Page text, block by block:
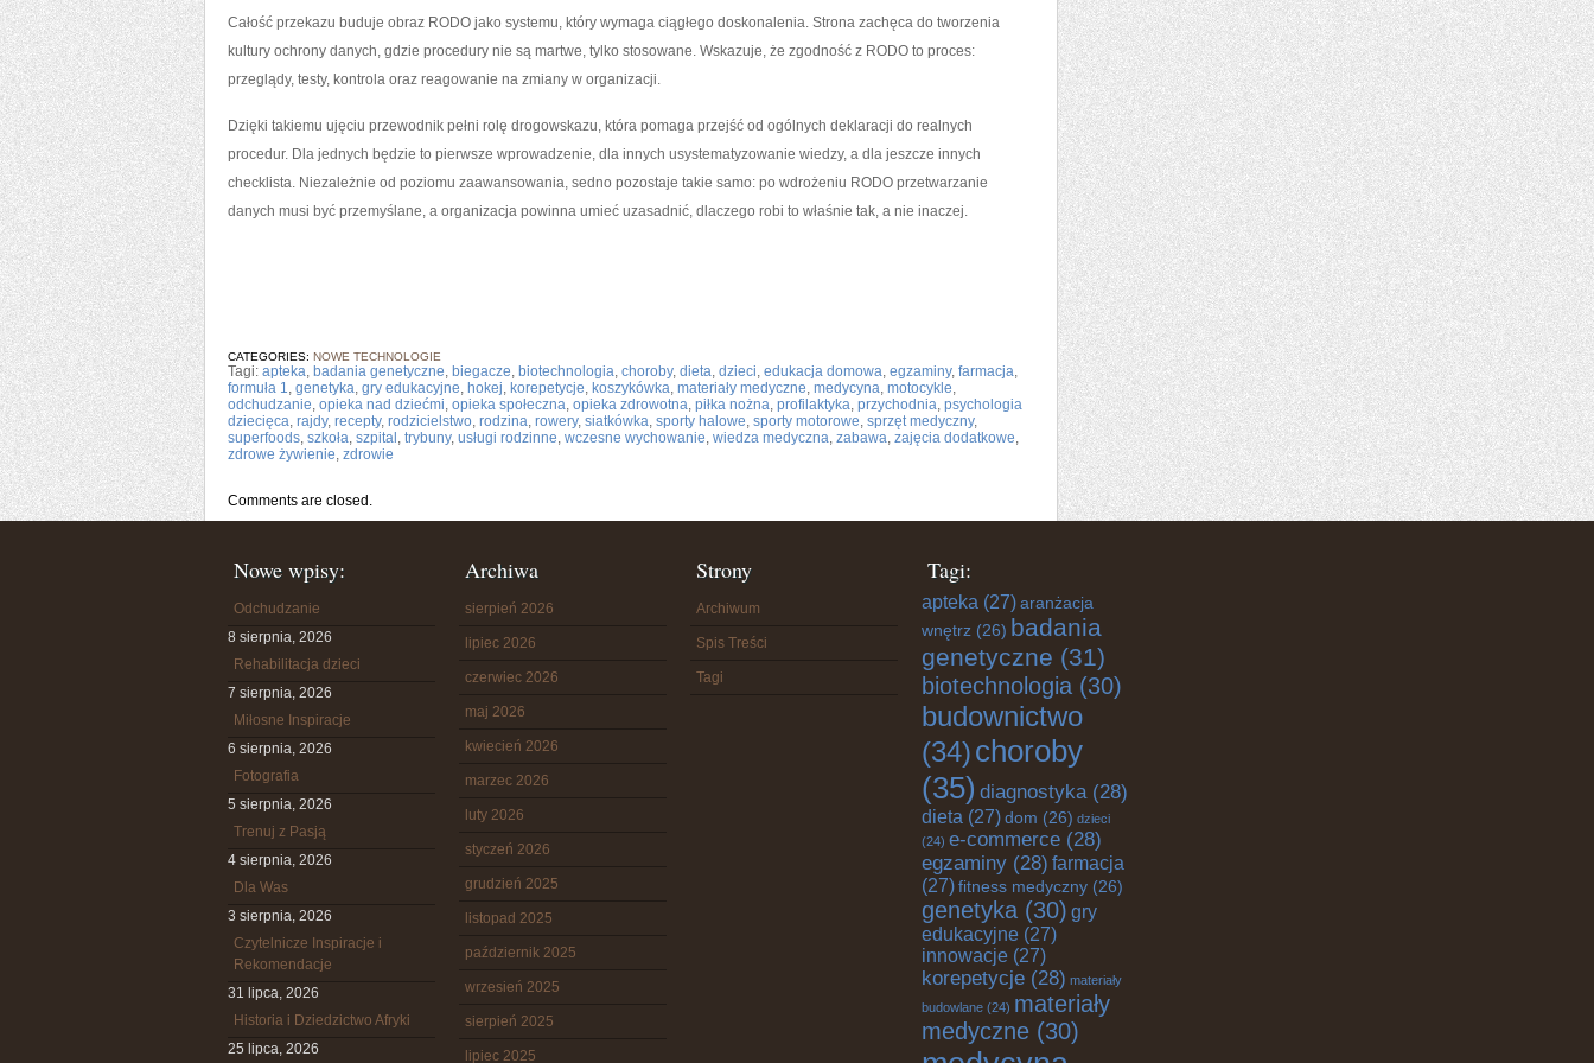
Całość przekazu buduje obraz RODO jako systemu, który wymaga ciągłego doskonalenia. Strona zachęca do tworzenia
kultury ochrony danych, gdzie procedury nie są martwe, tylko stosowane. Wskazuje, że zgodność z RODO to proces:
przeglądy, testy, kontrola oraz reagowanie na zmiany w organizacji.
Dzięki takiemu ujęciu przewodnik pełni rolę drogowskazu, która pomaga przejść od ogólnych deklaracji do realnych
procedur. Dla jednych będzie to pierwsze wprowadzenie, dla innych usystematyzowanie wiedzy, a dla jeszcze innych
checklista. Niezależnie od poziomu zaawansowania, sedno pozostaje takie samo: po wdrożeniu RODO przetwarzanie
danych musi być przemyślane, a organizacja powinna umieć uzasadnić, dlaczego robi to właśnie tak, a nie inaczej.
CATEGORIES: NOWE TECHNOLOGIE
Tagi: apteka, badania genetyczne, biegacze, biotechnologia, choroby, dieta, dzieci, edukacja domowa, egzaminy, farmacja,
formuła 1, genetyka, gry edukacyjne, hokej, korepetycje, koszykówka, materiały medyczne, medycyna, motocykle,
odchudzanie, opieka nad dziećmi, opieka społeczna, opieka zdrowotna, piłka nożna, profilaktyka, przychodnia, psychologia
dziecięca, rajdy, recepty, rodzicielstwo, rodzina, rowery, siatkówka, sporty halowe, sporty motorowe, sprzęt medyczny,
superfoods, szkoła, szpital , trybuny, usługi rodzinne, wczesne wychowanie, wiedza medyczna, zabawa, zajęcia dodatkowe,
zdrowe żywienie, zdrowie
Comments are closed.
Nowe wpisy:
Odchudzanie
8 sierpnia, 2026
Rehabilitacja dzieci
7 sierpnia, 2026
Miłosne Inspiracje
6 sierpnia, 2026
Fotografia
5 sierpnia, 2026
Trenuj z Pasją
4 sierpnia, 2026
Dla Was
3 sierpnia, 2026
Czytelnicze Inspiracje i
Rekomendacje
31 lipca, 2026
Historia i Dziedzictwo Afryki
25 lipca, 2026
Archiwa
sierpień 2026
lipiec 2026
czerwiec 2026
maj 2026
kwiecień 2026
marzec 2026
luty 2026
styczeń 2026
grudzień 2025
listopad 2025
październik 2025
wrzesień 2025
sierpień 2025
lipiec 2025
Strony
Archiwum
Spis Treści
Tagi
Tagi:
apteka (27) aranżacja
wnętrz (26) badania
genetyczne (31)
biotechnologia (30)
budownictwo
(34)choroby
(35) diagnostyka(28)
dieta (27) dom (26) dzieci
(24) e-commerce (28)
egzaminy (28) farmacja
(27) fitness medyczny (26)
genetyka (30) gry
edukacyjne (27)
innowacje (27)
korepetycje (28) materiały
budowlane (24) materiały
medyczne (30)